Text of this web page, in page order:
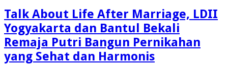
Talk About Life After Marriage, LDII
Yogyakarta dan Bantul Bekali
Remaja Putri Bangun Pernikahan
yang Sehat dan Harmonis